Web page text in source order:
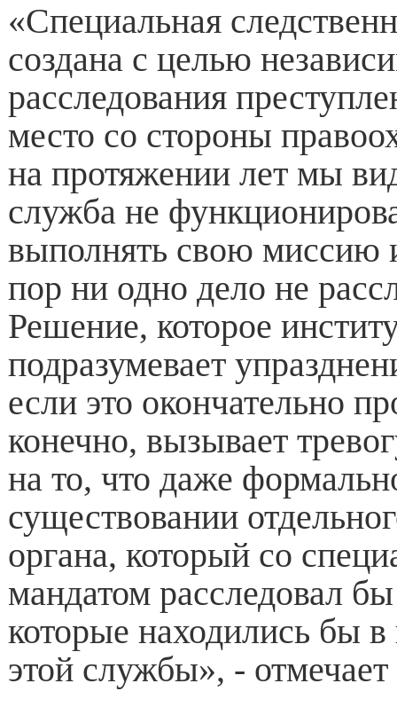
«Специальная
создана с целью
расследования
место со стороны
на протяжении лет мы
служба не
выполнять свою миссию
пор ни одно дело не
Решение, которое
подразумевает
если это окончательно
конечно, вызывает
на то, что даже
существовании
органа, который со
мандатом расследовал
которые находились бы
этой службы», -